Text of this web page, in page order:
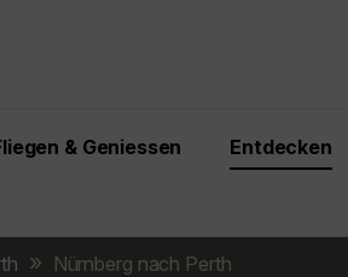
& Geniessen Entdecken
Nürnberg nach Perth